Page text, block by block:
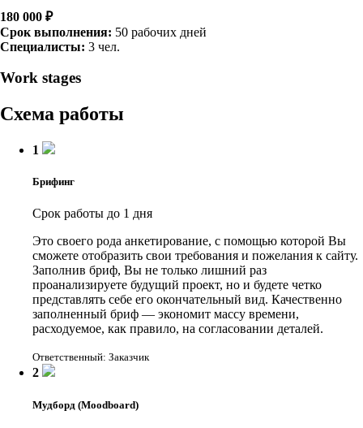
180 000 ₽
Срок выполнения: 50 рабочих дней
Специалисты: 3 чел.
Work stages
Схема работы
1
Брифинг
Срок работы до 1 дня
Это своего рода анкетирование, с помощью которой Вы
сможете отобразить свои требования и пожелания к сайту.
Заполнив бриф, Вы не только лишний раз
проанализируете будущий проект, но и будете четко
представлять себе его окончательный вид. Качественно
заполненный бриф — экономит массу времени,
расходуемое, как правило, на согласовании деталей.
Ответственный: Заказчик
2
Мудборд (Moodboard)